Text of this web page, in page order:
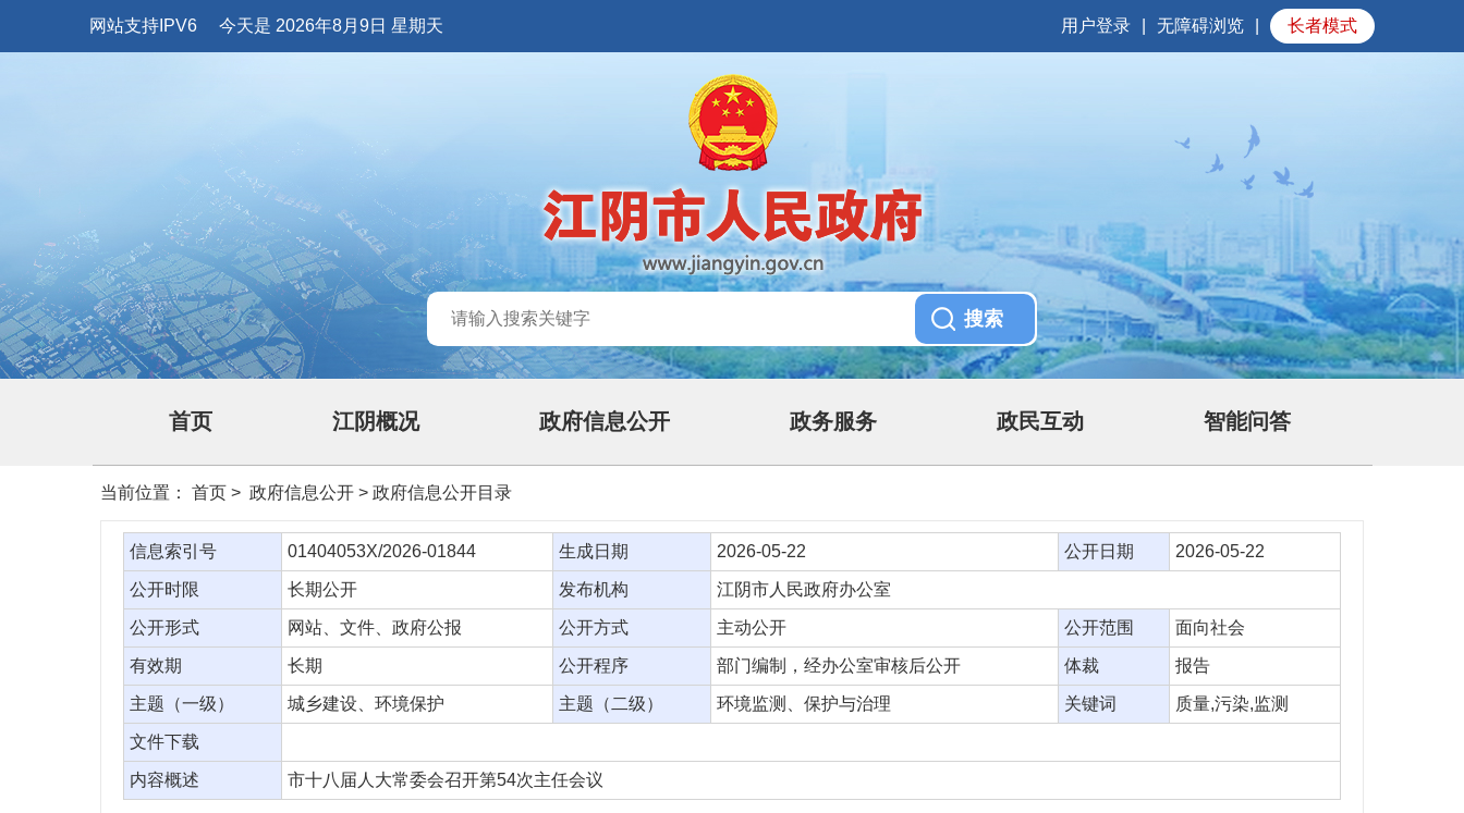
网站支持IPV6 今天是 2026年8月9日 星期天 用户登录 无障碍浏览 长者模式
首页 江阴概况 政府信息公开 政务服务 政民互动 智能问答
当前位置： 首页 > 政府信息公开 > 政府信息公开目录
信息索引号 01404053X/2026-01844 生成日期 2026-05-22 公开日期 2026-05-22
公开时限 长期公开 发布机构 江阴市人民政府办公室
公开形式 网站、文件、政府公报 公开方式 主动公开 公开范围 面向社会
有效期 长期 公开程序 部门编制，经办公室审核后公开 体裁 报告
主题（一级） 城乡建设、环境保护 主题（二级） 环境监测、保护与治理 关键词 质量,污染,监测
文件下载
内容概述 市十八届人大常委会召开第54次主任会议